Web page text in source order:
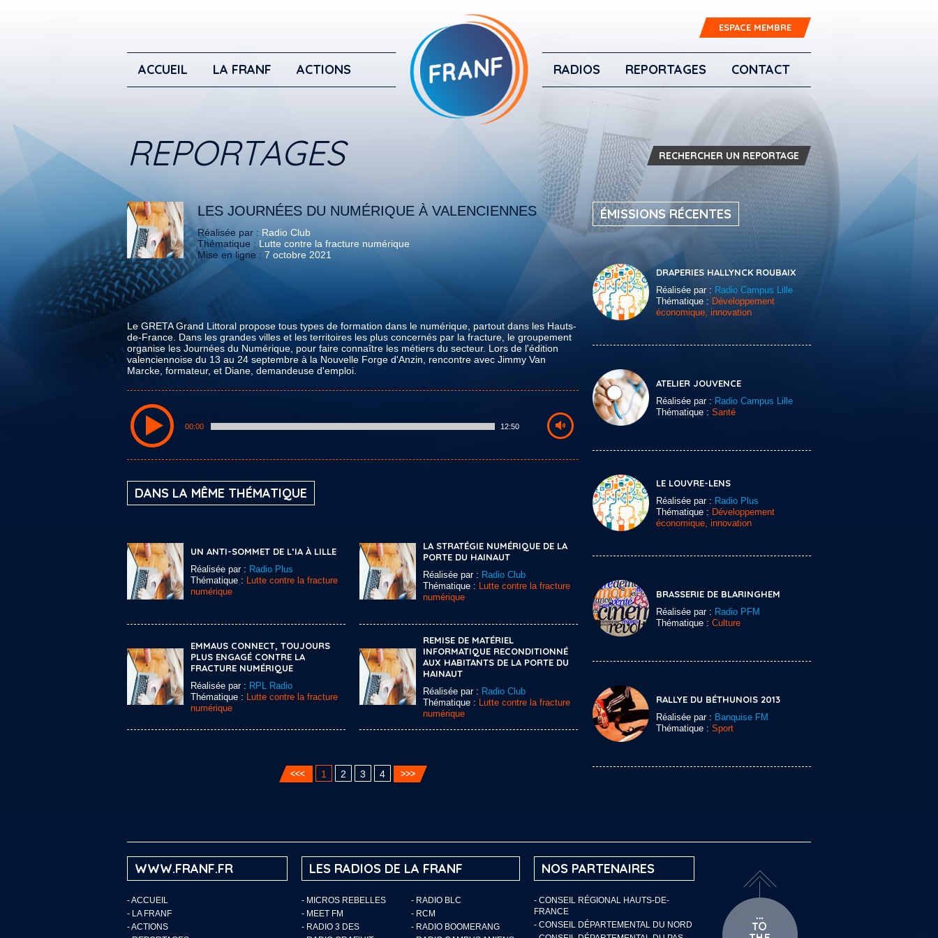
ESPACE MEMBRE
ACCUEIL LA FRANF ACTIONS RADIOS REPORTAGES CONTACT
REPORTAGES RECHERCHER UN REPORTAGE
LES JOURNÉES DU NUMÉRIQUE À VALENCIENNES
Réalisée par : Radio Club
Thématique : Lutte contre la fracture numérique
Mise en ligne : 7 octobre 2021
Le GRETA Grand Littoral propose tous types de formation dans le numérique, partout dans les Hauts-
de-France. Dans les grandes villes et les territoires les plus concernés par la fracture, le groupement
organise les Journées du Numérique, pour faire connaître les métiers du secteur. Lors de l'édition
valenciennoise du 13 au 24 septembre à la Nouvelle Forge d'Anzin, rencontre avec Jimmy Van
Marcke, formateur, et Diane, demandeuse d'emploi.
00:00 12:50
DANS LA MÊME THÉMATIQUE
UN ANTI-SOMMET DE L’IA À LILLE
Réalisée par : Radio Plus
Thématique : Lutte contre la fracture
numérique
LA STRATÉGIE NUMÉRIQUE DE LA
PORTE DU HAINAUT
Réalisée par : Radio Club
Thématique : Lutte contre la fracture
numérique
EMMAUS CONNECT, TOUJOURS
PLUS ENGAGÉ CONTRE LA
FRACTURE NUMÉRIQUE
Réalisée par : RPL Radio
Thématique : Lutte contre la fracture
numérique
REMISE DE MATÉRIEL
INFORMATIQUE RECONDITIONNÉ
AUX HABITANTS DE LA PORTE DU
HAINAUT
Réalisée par : Radio Club
Thématique : Lutte contre la fracture
numérique
1 2 3 4
ÉMISSIONS RÉCENTES
DRAPERIES HALLYNCK ROUBAIX
Réalisée par : Radio Campus Lille
Thématique : Développement
économique, innovation
ATELIER JOUVENCE
Réalisée par : Radio Campus Lille
Thématique : Santé
LE LOUVRE-LENS
Réalisée par : Radio Plus
Thématique : Développement
économique, innovation
BRASSERIE DE BLARINGHEM
Réalisée par : Radio PFM
Thématique : Culture
RALLYE DU BÉTHUNOIS 2013
Réalisée par : Banquise FM
Thématique : Sport
WWW.FRANF.FR
-ACCUEIL
- LA FRANF
-ACTIONS
LES RADIOS DE LA FRANF
- MICROS REBELLES
- RADIO BLC
- MEET FM
- RCM
- RADIO 3 DES
- RADIO BOOMERANG
NOS PARTENAIRES
- CONSEIL RÉGIONAL HAUTS-DE-
FRANCE
- CONSEIL DÉPARTEMENTAL DU NORD